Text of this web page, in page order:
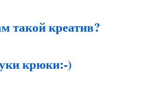
такой креатив?
крюки:-)